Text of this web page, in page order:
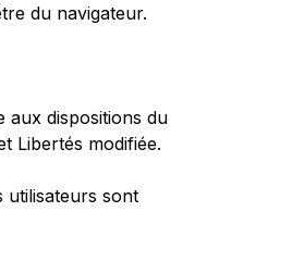
du navigateur.
aux dispositions du
Libertés modifiée.
utilisateurs sont